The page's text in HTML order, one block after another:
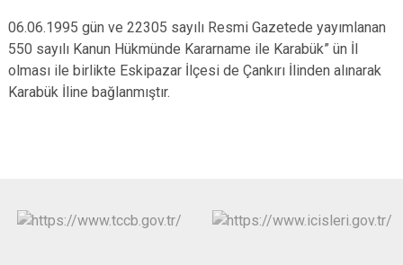
06.06.1995 gün ve 22305 sayılı Resmi Gazetede yayımlanan
550 sayılı Kanun Hükmünde Kararname ile Karabük” ün İl
olması ile birlikte Eskipazar İlçesi de Çankırı İlinden alınarak
Karabük İline bağlanmıştır.